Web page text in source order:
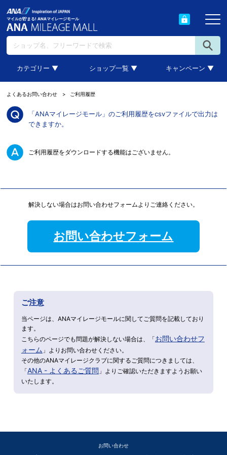
マイルが貯まる! ANAマイレージモール
カテゴリー ▼ ショップ一覧 ▼ キャンペーン ▼
よくあるお問い合わせ ご利用履歴
「ANAマイレージモール」のご利用履歴をcsvファイルで出力は
できますか。
ご利用履歴をダウンロードする機能はございません。
解決しない場合はお問い合わせフォームよりご連絡ください。
お問い合わせフォーム
ご注意
当ページは、ANAマイレージモールに関してご質問を記載しており
ます。
こちらのページでも問題が解決しない場合は、「お問い合わせフ
ォーム 」よりお問い合わせください。
その他のANAマイレージクラブに関するご質問につきましては、
「ANA - よくあるご質問 」よりご確認いただきますようお願い
いたします。
お問い合わせ